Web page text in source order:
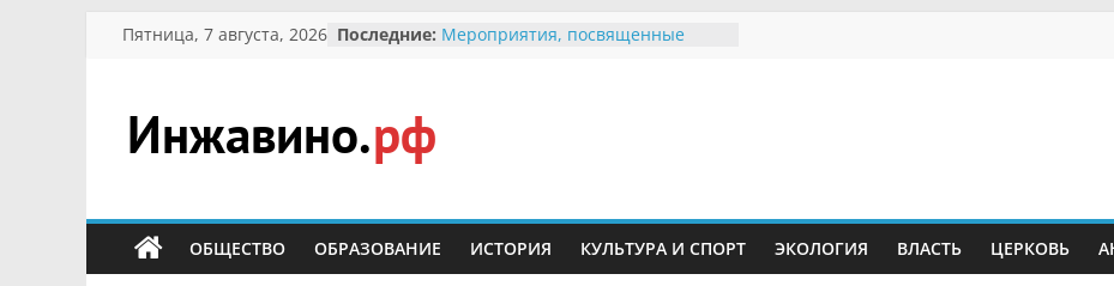
Перейти
Пятница, 7 августа, 2026 Последние: Мероприятия, посвященные
Безопасность в сети Интернет
Ученики приняли участие в
мероприятии «Сохраним
Инжавино.рф
сельский
портал
ОБЩЕСТВО ОБРАЗОВАНИЕ ИСТОРИЯ КУЛЬТУРА И СПОРТ ЭКОЛОГИЯ ВЛАСТЬ ЦЕРКОВЬ